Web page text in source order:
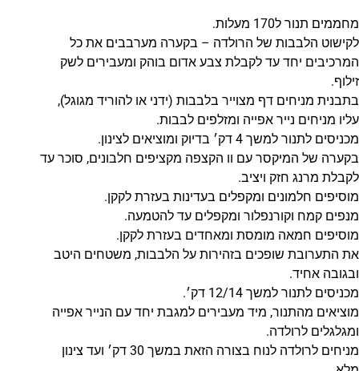
מחממים תנור ל170 מעלות.
לקישוט הלבבות של הרולדה – בקערה מערבבים את כל
המרכיבים יחד עד לקבלת צבע אדום בוהק ומעבירים לשק
זילוף.
בתבנית מניחים דף מצוייר בלבבות (ידני או להוריד מגוגל),
עליו מניחים נייר אפייה ומזלפים לבבות.
מכניסים לתנור למשך 4 דק׳ בדיוק ומוציאים לצינון.
בקערה של המיקסר עם וו הקצפה מקציפים חלבונים, סוכר עד
לקבלת מרנג חזק ויציב.
מוסיפים חלמונים ומקפלים בעדינות בעזרת לקקן.
מנפים קמח וקורנפלור ומקפלים עד להטמעה.
מוסיפים חמאה מומסת ומאחדים בעזרת לקקן.
את התערובת שופכים בזהירות על הלבבות, משטחים היטב
ובגובה אחיד.
מכניסים לתנור למשך 12/14 דק׳.
מוציאים מהתנור, מיד מעבירים למגבת יחד עם הנייר אפייה
ומגלגלים לרולדה.
מניחים לרולדה לנוח בצורה הזאת במשך 30 דק׳ ועד צינון